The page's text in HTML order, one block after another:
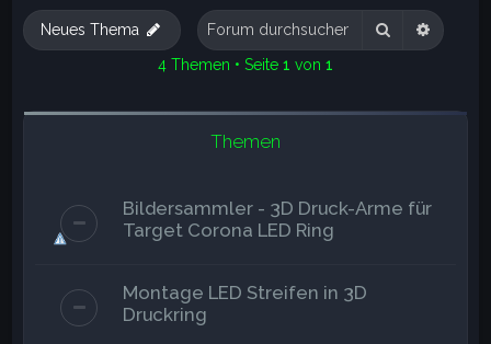
Neues Thema Suche
4 Themen • Seite 1 von 1
Themen
Bildersammler - 3D Druck-Arme für
Target Corona LED Ring
Montage LED Streifen in 3D
Druckring